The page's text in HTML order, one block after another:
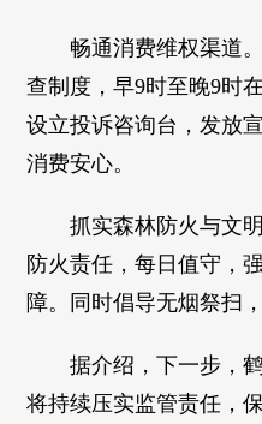
畅通消费维权渠道
查制度，早9时至晚9时
设立投诉咨询台，发放
消费安心。
抓实森林防火与文
防火责任，每日值守，
障。同时倡导无烟祭扫
据介绍，下一步，
将持续压实监管责任，